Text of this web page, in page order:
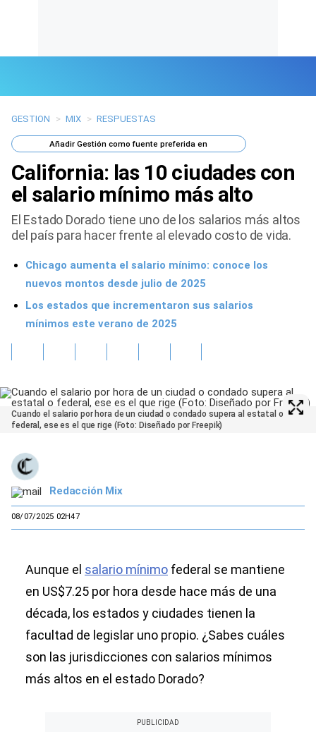
Últimas Noticias
Mi Bolsillo
Respuestas
Gente
Tendencias Mix
GESTION > MIX > RESPUESTAS
AñadirGestión como fuente preferida en
California: las 10 ciudades con
el salario mínimo más alto
El Estado Dorado tiene uno de los salarios más altos
del país para hacer frente al elevado costo de vida.
Chicago aumenta el salario mínimo: conoce los
nuevos montos desde julio de 2025
Los estados que incrementaron sus salarios
mínimos este verano de 2025
Cuando el salario por hora de un ciudad o condado supera al estatal o
federal, ese es el que rige (Foto: Diseñado por Freepik)
Redacción Mix
08/07/2025 02H47
Aunque el salario mínimo federal se mantiene
en US$7.25 por hora desde hace más de una
década, los estados y ciudades tienen la
facultad de legislar uno propio. ¿Sabes cuáles
son las jurisdicciones con salarios mínimos
más altos en el estado Dorado?